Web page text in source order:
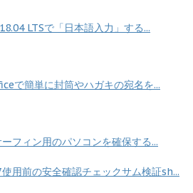
LTSで「日本語入力」する...
で簡単に封筒やハガキの宛名を...
フィン用のパソコンを確保する...
用前の安全確認チェックサム検証sh...